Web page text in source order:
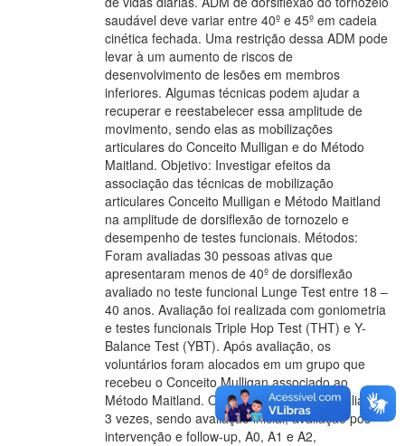
saudável deve variar entre 40º e 45º em cadeia
cinética fechada. Uma restrição dessa ADM pode
levar à um aumento de riscos de
desenvolvimento de lesões em membros
inferiores. Algumas técnicas podem ajudar a
recuperar e reestabelecer essa amplitude de
movimento, sendo elas as mobilizações
articulares do Conceito Mulligan e do Método
Maitland. Objetivo: Investigar efeitos da
associação das técnicas de mobilização
articulares Conceito Mulligan e Método Maitland
na amplitude de dorsiflexão de tornozelo e
desempenho de testes funcionais. Métodos:
Foram avaliadas 30 pessoas ativas que
apresentaram menos de 40º de dorsiflexão
avaliado no teste funcional Lunge Test entre 18 –
40 anos. Avaliação foi realizada com goniometria
e testes funcionais Triple Hop Test (THT) e Y-
Balance Test (YBT). Após avaliação, os
voluntários foram alocados em um grupo que
recebeu o Conceito Mulligan associado ao
Método Maitland. Os voluntários foram avaliados
3 vezes, sendo avaliação inicial, avaliação pós
intervenção e follow-up, A0, A1 e A2,